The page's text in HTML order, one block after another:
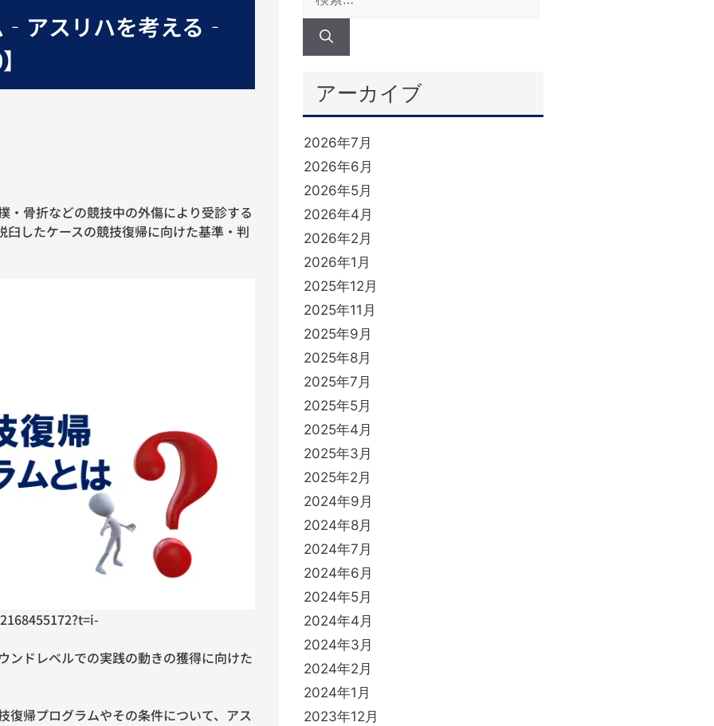
‐アスリハを考える‐
・骨折などの競技中の外傷により受診する
したケースの競技復帰に向けた基準・判
ンドレベルでの実践の動きの獲得に向けた
復帰プログラムやその条件について、アス
アーカイブ
2026年7月
2026年6月
2026年5月
2026年4月
2026年2月
2026年1月
2025年12月
2025年11月
2025年9月
2025年8月
2025年7月
2025年5月
2025年4月
2025年3月
2025年2月
2024年9月
2024年8月
2024年7月
2024年6月
2024年5月
2024年4月
2024年3月
2024年2月
2024年1月
2023年12月